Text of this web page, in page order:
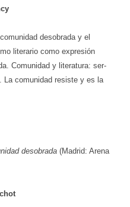
desobrada y el
literario como expresión
Comunidad y literatura: ser-
La comunidad resiste y es la
desobrada (Madrid: Arena